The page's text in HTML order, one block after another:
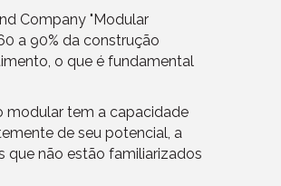
Company "Modular
a 90% da construção
o que é fundamental
modular tem a capacidade
de seu potencial, a
que não estão familiarizados